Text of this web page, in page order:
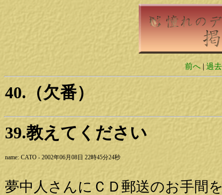
前へ| 過
40.（欠番）
39.教えてください
name: CATO - 2002年06月08日 22時45分24秒
夢中人さんにＣＤ郵送のお手間